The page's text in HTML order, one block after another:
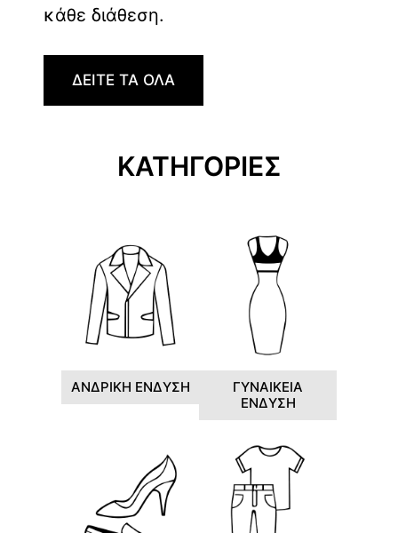
κάθε διάθεση.
ΔΕΙΤΕ ΤΑ ΟΛΑ
ΚΑΤΗΓΟΡΙΕΣ
ΑΝΔΡΙΚΗ ΕΝΔΥΣΗ
ΓΥΝΑΙΚΕΙΑ
ΕΝΔΥΣΗ